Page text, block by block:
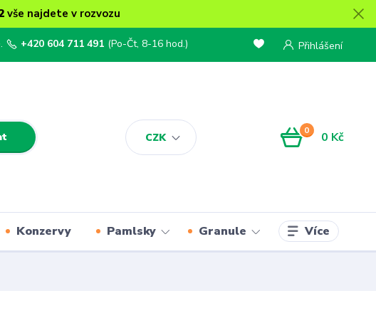
vše najdete v rozvozu
CZK
Přihlášení
+420 604 711 491 (Po-Čt, 8-16 hod.)
0 0 Kč
Konzervy Pamlsky Granule Více